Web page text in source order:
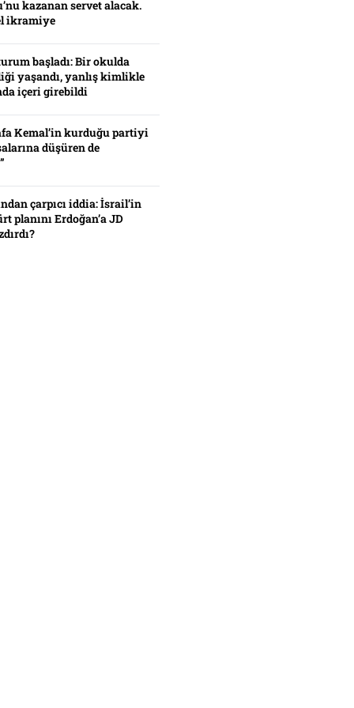
kazanan servet alacak.
ikramiye
başladı: Bir okulda
yaşandı, yanlış kimlikle
içeri girebildi
Kemal’in kurduğu partiyi
düşüren de
çarpıcı iddia: İsrail’in
planını Erdoğan’a JD